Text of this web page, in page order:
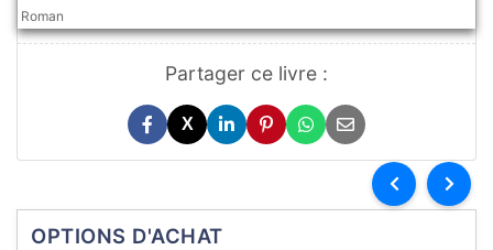
Roman
Partager ce livre :
X
OPTIONS D'ACHAT